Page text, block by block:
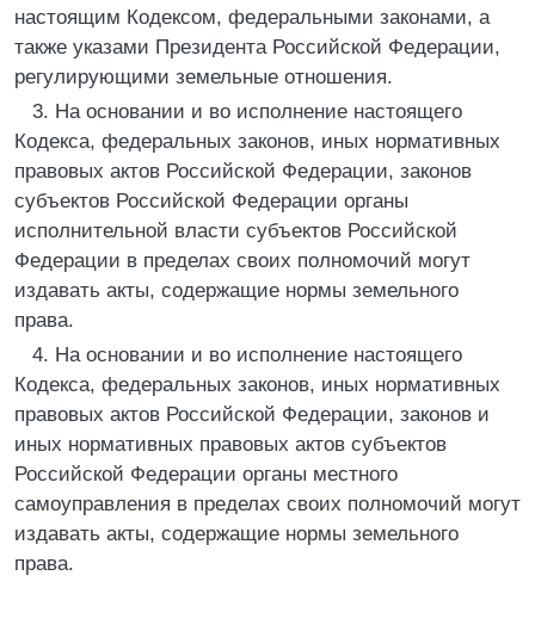
настоящим Кодексом, федеральными законами, а
также указами Президента Российской Федерации,
регулирующими земельные отношения.
3. На основании и во исполнение настоящего
Кодекса, федеральных законов, иных нормативных
правовых актов Российской Федерации, законов
субъектов Российской Федерации органы
исполнительной власти субъектов Российской
Федерации в пределах своих полномочий могут
издавать акты, содержащие нормы земельного
права.
4. На основании и во исполнение настоящего
Кодекса, федеральных законов, иных нормативных
правовых актов Российской Федерации, законов и
иных нормативных правовых актов субъектов
Российской Федерации органы местного
самоуправления в пределах своих полномочий могут
издавать акты, содержащие нормы земельного
права.